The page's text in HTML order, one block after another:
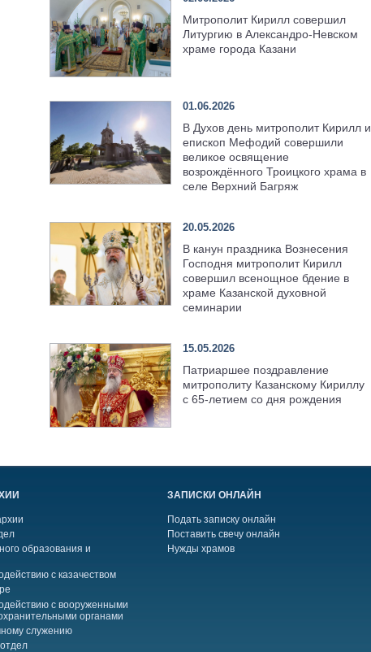
Митрополит Кирилл совершил
Литургию в Александро-Невском
храме города Казани
01.06.2026
В Духов день митрополит Кирилл и
епископ Мефодий совершили
великое освящение
возрождённого Троицкого храма в
селе Верхний Багряж
20.05.2026
В канун праздника Вознесения
Господня митрополит Кирилл
совершил всенощное бдение в
храме Казанской духовной
семинарии
15.05.2026
Патриаршее поздравление
митрополиту Казанскому Кириллу
с 65-летием со дня рождения
образования и
с казачеством
с вооруженными
органами
служению
ЗАПИСКИ ОНЛАЙН
Подать записку онлайн
Поставить свечу онлайн
Нужды храмов